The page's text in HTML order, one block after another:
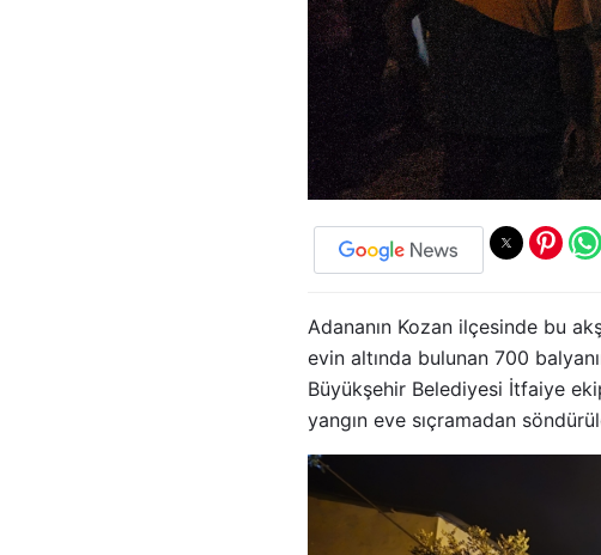
Adananın Kozan ilçesinde bu
evin altında bulunan 700
Büyükşehir Belediyesi İtfaiye
yangın eve sıçramadan